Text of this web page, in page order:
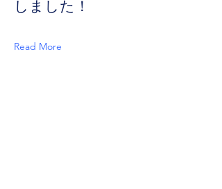
しました！
Read More